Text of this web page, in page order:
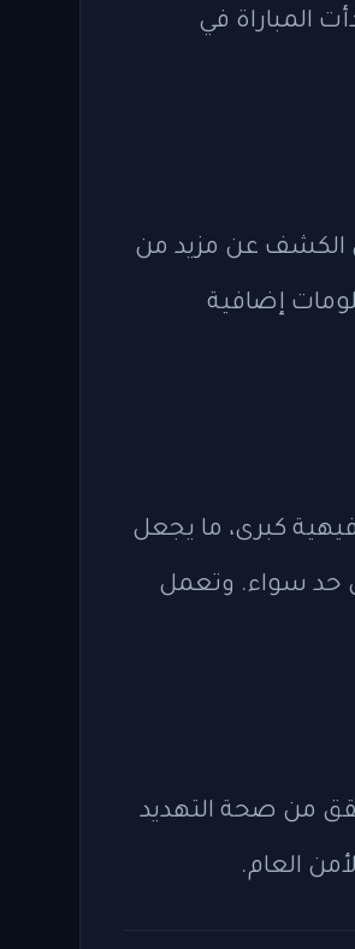
بنتيجة 2-1 على البرازيل. بدأت المباراة في
الكشف عن مزيد من
إضافية
كبرى، ما يجعل
حد سواء. وتعمل
من صحة التهديد
العام.